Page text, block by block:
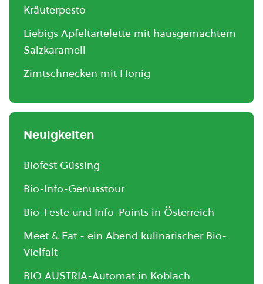
Kräuterpesto
Liebigs Apfeltartelette mit hausgemachtem
Salzkaramell
Zimtschnecken mit Honig
Neuigkeiten
Biofest Güssing
Bio-Info-Genusstour
Bio-Feste und Info-Points in Österreich
Meet & Eat - ein Abend kulinarischer Bio-
Vielfalt
BIO AUSTRIA-Automat in Koblach